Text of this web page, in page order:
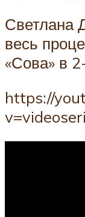
Светлана
весь
«Сова» в
https://